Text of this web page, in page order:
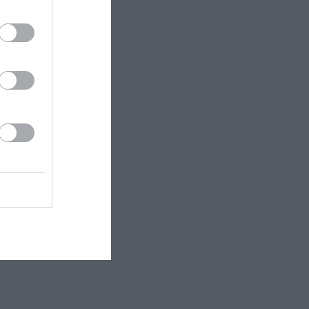
της
το
Οι τρεις
τις
όταν
τα
οι ήρωες
τον
για τη
σήμερα,